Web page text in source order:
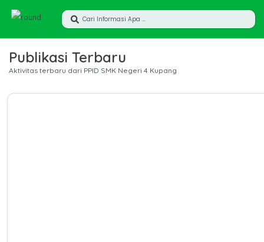
Publikasi Terbaru
Aktivitas terbaru dari PPID SMK Negeri 4 Kupang